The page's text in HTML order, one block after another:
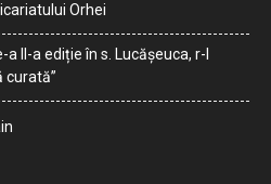
Orhei
II-a ediție în s. Lucășeuca, r-l
curată”